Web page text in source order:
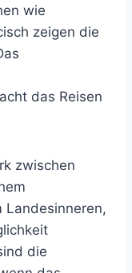
wie
zeigen die
das Reisen
zwischen
Landesinneren,
die